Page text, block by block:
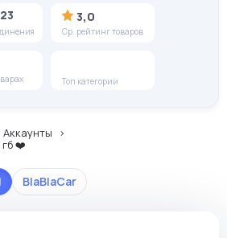
3,0
Ср. рейтинг товаров
Топ категории
Аккаунты
гб ❤️
BlaBlaCar